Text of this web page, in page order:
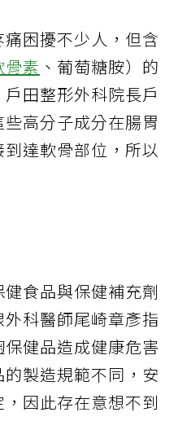
困擾不少人，但含
骨素 、葡萄糖胺）的
田整形外科院長戶
高分子成分在腸胃
達軟骨部位，所以
食品與保健補充劑
科醫師尾崎章彥指
健品造成健康危害
製造規範不同，安
因此存在意想不到